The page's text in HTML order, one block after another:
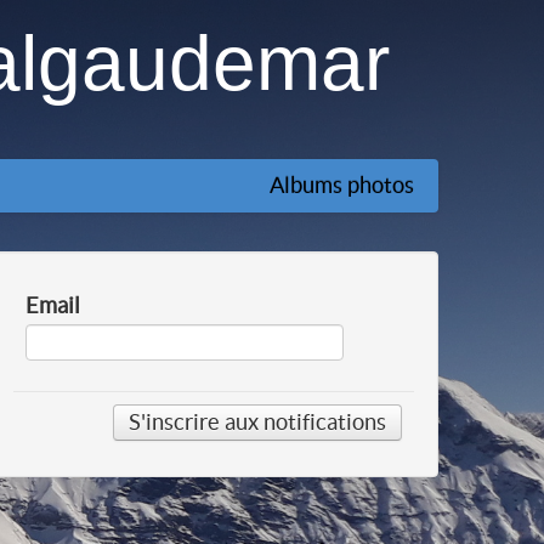
Albums photos
Email